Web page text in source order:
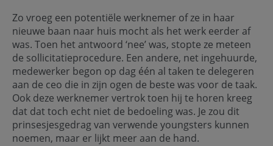
Zo vroeg een potentiële werknemer of ze in haar
nieuwe baan naar huis mocht als het werk eerder af
was. Toen het antwoord ‘nee’ was, stopte ze meteen
de sollicitatieprocedure. Een andere, net ingehuurde,
medewerker begon op dag één al taken te delegeren
aan de ceo die in zijn ogen de beste was voor de taak.
Ook deze werknemer vertrok toen hij te horen kreeg
dat dat toch echt niet de bedoeling was. Je zou dit
prinsesjesgedrag van verwende youngsters kunnen
noemen, maar er lijkt meer aan de hand.